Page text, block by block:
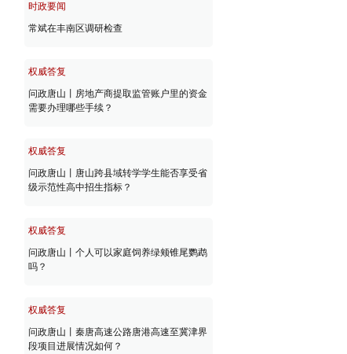
时政要闻
常斌在丰南区调研检查
权威答复
问政唐山丨房地产商提取监管账户里的资金
需要办理哪些手续？
权威答复
问政唐山丨唐山跨县域转学学生能否享受省
级示范性高中招生指标？
权威答复
问政唐山丨个人可以家庭饲养绿颊锥尾鹦鹉
吗？
权威答复
问政唐山丨秦唐高速公路唐港高速至冀津界
段项目进展情况如何？